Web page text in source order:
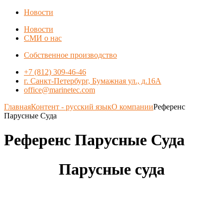
Новости
Новости
СМИ о нас
Собственное производство
+7 (812) 309-46-46
г. Санкт-Петербург, Бумажная ул., д.16А
office@marinetec.com
ГлавнаяКонтент - русский языкО компанииРеференс
Парусные Суда
Референс Парусные Суда
Парусные суда